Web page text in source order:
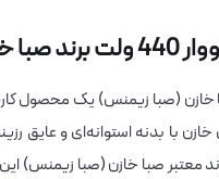
کیلووار 440 ولت برند صبا خازن (صبا زیمنس)
با بدنه استوانه‌ای و عایق
معتبر صبا خازن (صبا زیمنس)